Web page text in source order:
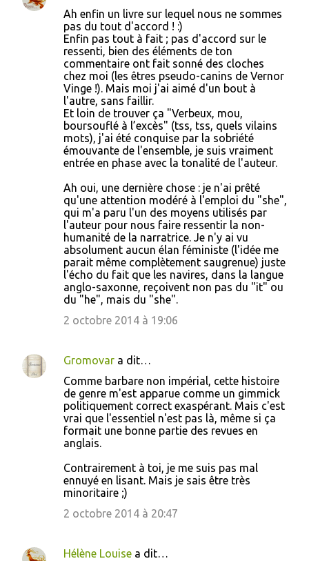
Ah enfin un livre sur lequel nous ne sommes
pas du tout d'accord ! :)
Enfin pas tout à fait ; pas d'accord sur le
ressenti, bien des éléments de ton
commentaire ont fait sonné des cloches
chez moi (les êtres pseudo-canins de Vernor
Vinge !). Mais moi j'ai aimé d'un bout à
l'autre, sans faillir.
Et loin de trouver ça "Verbeux, mou,
boursouflé à l’excès" (tss, tss, quels vilains
mots), j'ai été conquise par la sobriété
émouvante de l'ensemble, je suis vraiment
entrée en phase avec la tonalité de l'auteur.
Ah oui, une dernière chose : je n'ai prêté
qu'une attention modéré à l'emploi du "she",
qui m'a paru l'un des moyens utilisés par
l'auteur pour nous faire ressentir la non-
humanité de la narratrice. Je n'y ai vu
absolument aucun élan féministe (l'idée me
parait même complètement saugrenue) juste
l'écho du fait que les navires, dans la langue
anglo-saxonne, reçoivent non pas du "it" ou
du "he", mais du "she".
2 octobre 2014 à 19:06
Gromovar a dit…
Comme barbare non impérial, cette histoire
de genre m'est apparue comme un gimmick
politiquement correct exaspérant. Mais c'est
vrai que l'essentiel n'est pas là, même si ça
formait une bonne partie des revues en
anglais.
Contrairement à toi, je me suis pas mal
ennuyé en lisant. Mais je sais être très
minoritaire ;)
2 octobre 2014 à 20:47
Hélène Louise a dit…